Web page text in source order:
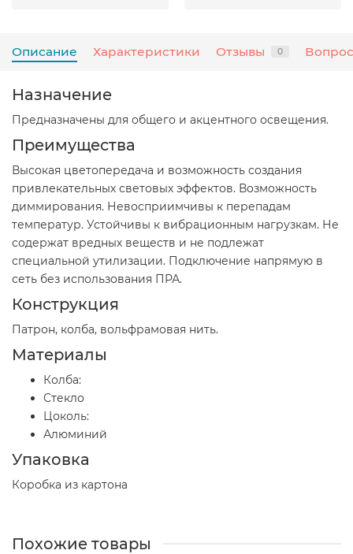
Описание Характеристики Отзывы 0
Назначение
Предназначены для общего и акцентного освещения.
Преимущества
Высокая цветопередача и возможность создания
привлекательных световых эффектов. Возможность
диммирования. Невосприимчивы к перепадам
температур. Устойчивы к вибрационным нагрузкам. Не
содержат вредных веществ и не подлежат
специальной утилизации. Подключение напрямую в
сеть без использования ПРА.
Конструкция
Патрон, колба, вольфрамовая нить.
Материалы
Колба:
Стекло
Цоколь:
Алюминий
Упаковка
Коробка из картона
Похожие товары